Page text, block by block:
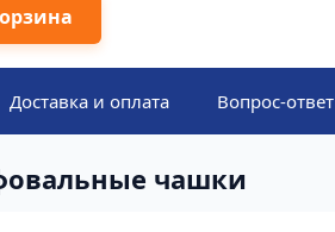
Доставка и оплата Вопрос-ответ
чашки